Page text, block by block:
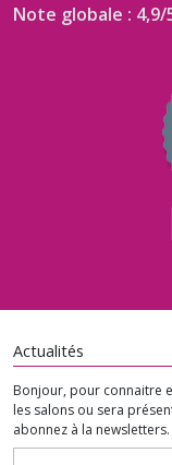
Note globale : 4,9/
Actualités
Bonjour, pour connaitre
les salons ou sera
abonnez à la newsletters.